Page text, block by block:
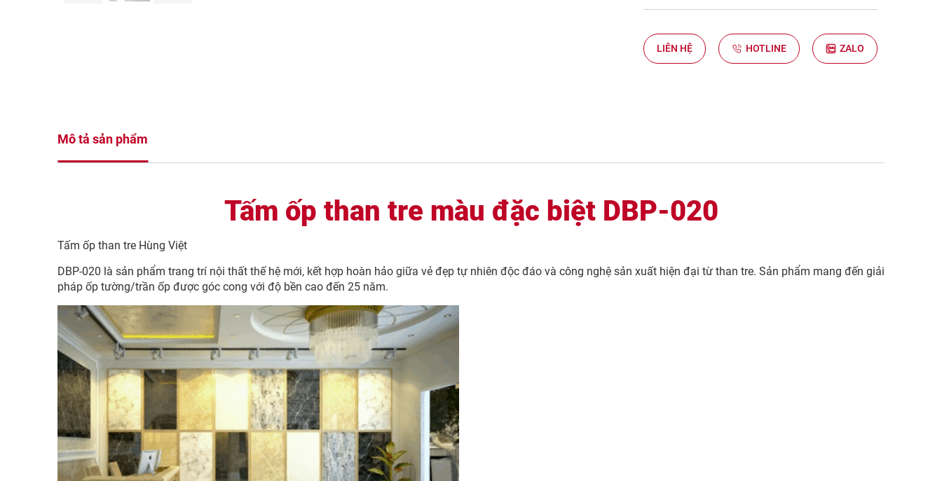
LIÊN HỆ HOTLINE ZALO
Mô tả sản phẩm
Tấm ốp than tre màu đặc biệt DBP-020
Tấm ốp than tre Hùng Việt
DBP-020 là sản phẩm trang trí nội thất thế hệ mới, kết hợp hoàn hảo giữa vẻ đẹp tự nhiên độc đáo và công nghệ sản xuất hiện đại từ than tre. Sản phẩm mang đến giải
pháp ốp tường/trần ốp được góc cong với độ bền cao đến 25 năm.